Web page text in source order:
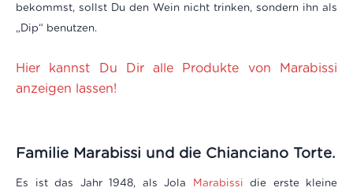
bekommst, sollst Du den Wein nicht trinken, sondern ihn als
„Dip“ benutzen.
Hier kannst Du Dir alle Produkte von Marabissi
anzeigen lassen!
Familie Marabissi und die Chianciano Torte.
Es ist das Jahr 1948, als Jola Marabissi die erste kleine